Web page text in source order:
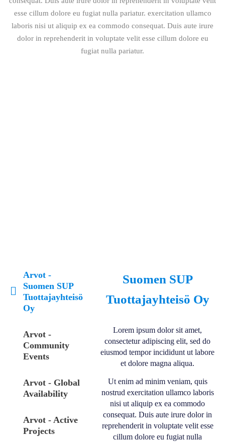
esse cillum dolore eu fugiat nulla pariatur. exercitation ullamco
laboris nisi ut aliquip ex ea commodo consequat. Duis aute irure
dolor in reprehenderit in voluptate velit esse cillum dolore eu
fugiat nulla pariatur.
Arvot -
Suomen SUP
Tuottajayhteisö
Oy
Arvot -
Community
Events
Arvot - Global
Availability
Arvot - Active
Projects
Suomen SUP
Tuottajayhteisö Oy
Lorem ipsum dolor sit amet,
consectetur adipiscing elit, sed do
eiusmod tempor incididunt ut labore
et dolore magna aliqua.
Ut enim ad minim veniam, quis
nostrud exercitation ullamco laboris
nisi ut aliquip ex ea commodo
consequat. Duis aute irure dolor in
reprehenderit in voluptate velit esse
cillum dolore eu fugiat nulla